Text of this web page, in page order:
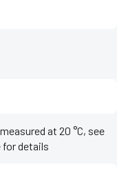
at 20 °C, see
for details